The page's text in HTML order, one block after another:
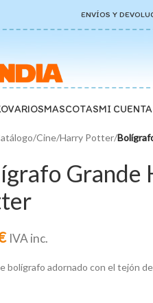
ENVÍOS Y
VARIOSMASCOTASMI CUENTA
/Cine/Harry Potter/
IVA inc.
bolígrafo adornado con el tejón